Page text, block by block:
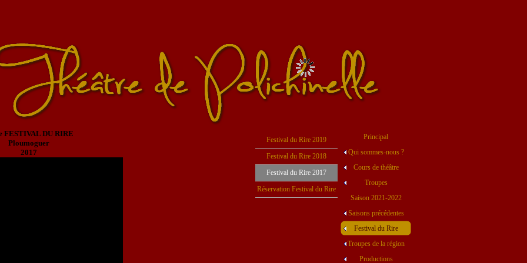
Principal
Qui sommes-nous ?
Cours de théâtre
Troupes
Saison 2021-2022
Saisons précédentes
Festival du Rire
Troupes de la région
Productions
Festival du Rire 2019
Festival du Rire 2018
Festival du Rire 2017
Réservation Festival du Rire
FESTIVAL DU RIRE
Ploumoguer
2017